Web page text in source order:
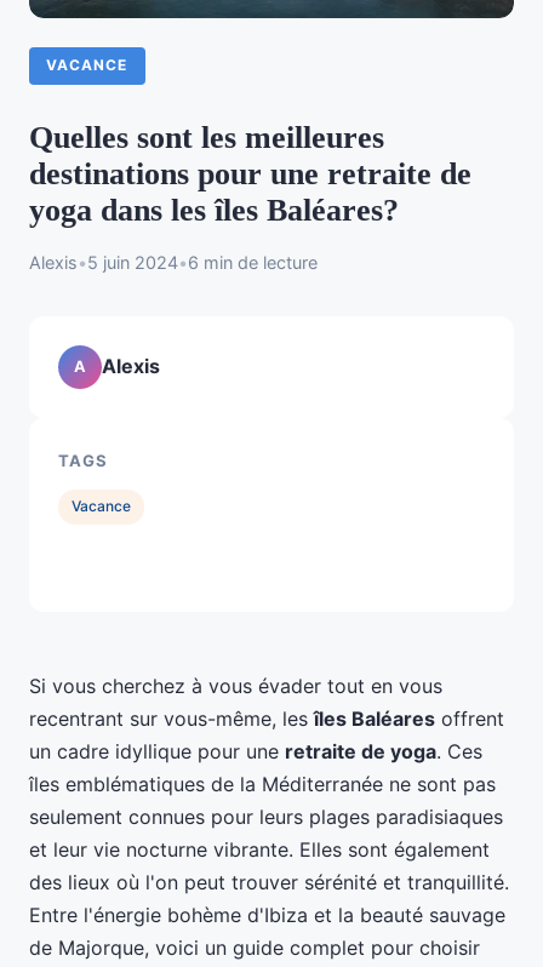
VACANCE
Quelles sont les meilleures
destinations pour une retraite de
yoga dans les îles Baléares?
Alexis•5 juin 2024•6 min de lecture
Si vous cherchez à vous évader tout en vous
recentrant sur vous-même, lesîles Baléares offrent
un cadre idyllique pour une retraite de yoga. Ces
îles emblématiques de la Méditerranée ne sont pas
seulement connues pour leurs plages paradisiaques
et leur vie nocturne vibrante. Elles sont également
des lieux où l'on peut trouver sérénité et tranquillité.
Entre l'énergie bohème d'Ibiza et la beauté sauvage
de Majorque, voici un guide complet pour choisir
A Alexis
TAGS
Vacance